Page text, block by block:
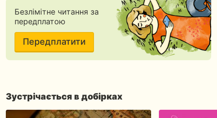
Безлімітне читання за
передплатою
Передплатити
Зустрічається в добірках